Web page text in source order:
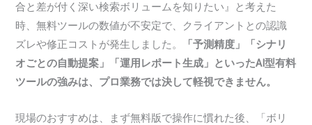
合と差が付く深い検索ボリュームを知りたい』と考えた
時、無料ツールの数値が不安定で、クライアントとの認識
ズレや修正コストが発生しました。
「予測精度」「シナリ
オごとの自動提案」「運用レポート生成」といったAI型有料
ツールの強みは、プロ業務では決して軽視できません。
現場のおすすめは、まず無料版で操作に慣れた後、「ボリ